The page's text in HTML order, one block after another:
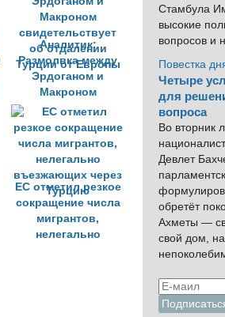
Аналитик:
Размолвка между
Эрдоганом и
Макроном
свидетельствует
об отдалении
Турции от Европы
ЕС отметил резкое
сокращение числа
мигрантов,
нелегально
Стамбула
высокие
вопросов и
Повестка
Четыре
для
вопроса
Во вторник
Девлет
обретёт
Ахметы —
свой дом,